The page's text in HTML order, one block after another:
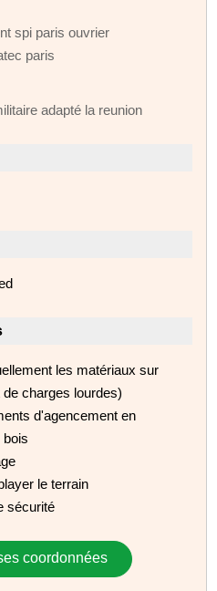
spi paris ouvrier
paris
adapté la reunion
les matériaux sur
charges lourdes)
d'agencement en
bois
le terrain
sécurité
coordonnées